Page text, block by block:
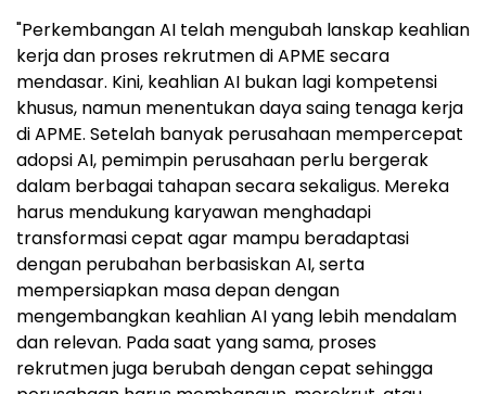
"Perkembangan AI telah mengubah lanskap keahlian
kerja dan proses rekrutmen di APME secara
mendasar. Kini, keahlian AI bukan lagi kompetensi
khusus, namun menentukan daya saing tenaga kerja
di APME. Setelah banyak perusahaan mempercepat
adopsi AI, pemimpin perusahaan perlu bergerak
dalam berbagai tahapan secara sekaligus. Mereka
harus mendukung karyawan menghadapi
transformasi cepat agar mampu beradaptasi
dengan perubahan berbasiskan AI, serta
mempersiapkan masa depan dengan
mengembangkan keahlian AI yang lebih mendalam
dan relevan. Pada saat yang sama, proses
rekrutmen juga berubah dengan cepat sehingga